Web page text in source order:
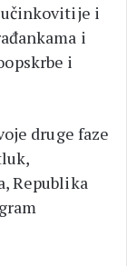
i
i
i
druge faze
Republika